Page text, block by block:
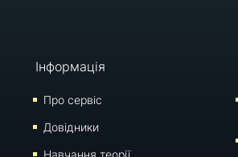
Інформація
Про сервіс
Довідники
Навчання теорії